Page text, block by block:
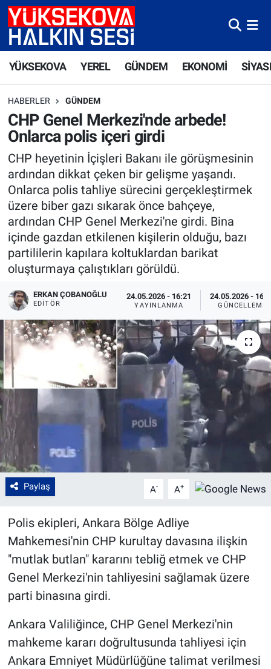
YÜKSEKOVA YEREL GÜNDEM EKONOMİ
HABERLER GÜNDEM
CHP Genel Merkezi'nde arbede!
Onlarca polis içeri girdi
CHP heyetinin İçişleri Bakanı ile görüşmesinin
ardından dikkat çeken bir gelişme yaşandı.
Onlarca polis tahliye sürecini gerçekleştirmek
üzere biber gazı sıkarak önce bahçeye,
ardından CHP Genel Merkezi'ne girdi. Bina
içinde gazdan etkilenen kişilerin olduğu, bazı
partililerin kapılara koltuklardan barikat
oluşturmaya çalıştıkları görüldü.
ERKAN ÇOBANOĞLU
EDITÖR
24.05.2026 - 16:21
YAYINLANMA
24.05.2026 -
GÜNCELLEME
Paylaş A- A+
Polis ekipleri, Ankara Bölge Adliye
Mahkemesi'nin CHP kurultay davasına ilişkin
"mutlak butlan" kararını tebliğ etmek ve CHP
Genel Merkezi'nin tahliyesini sağlamak üzere
parti binasına girdi.
Ankara Valiliğince, CHP Genel Merkezi'nin
mahkeme kararı doğrultusunda tahliyesi için
Ankara Emniyet Müdürlüğüne talimat verilmesi
Yüksekova Nöbetçi Eczaneler
Süper Lig Puan Durumu ve Fikstür
Tüm Manşetler
Son Dakika Haberleri
Haber Arşivi